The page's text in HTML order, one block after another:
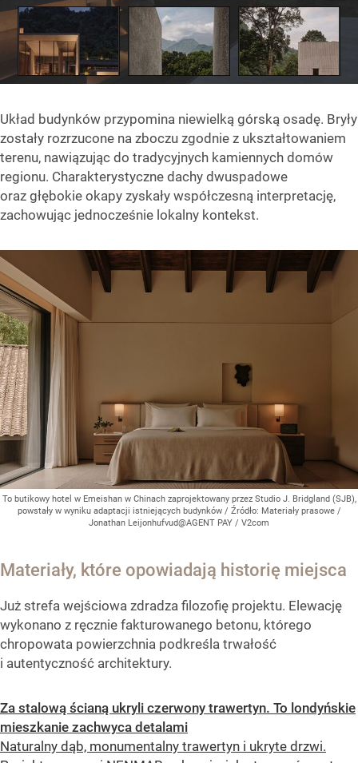
Układ budynków przypomina niewielką górską osadę. Bryły
zostały rozrzucone na zboczu zgodnie z ukształtowaniem
terenu, nawiązując do tradycyjnych kamiennych domów
regionu. Charakterystyczne dachy dwuspadowe
oraz głębokie okapy zyskały współczesną interpretację,
zachowując jednocześnie lokalny kontekst.
To butikowy hotel w Emeishan w Chinach zaprojektowany przez Studio J. Bridgland (SJB),
powstały w wyniku adaptacji istniejących budynków / Źródło: Materiały prasowe /
Jonathan Leijonhufvud@AGENT PAY / V2com
Materiały, które opowiadają historię miejsca
Już strefa wejściowa zdradza filozofię projektu. Elewację
wykonano z ręcznie fakturowanego betonu, którego
chropowata powierzchnia podkreśla trwałość
i autentyczność architektury.
Za stalową ścianą ukryli czerwony trawertyn. To londyńskie
mieszkanie zachwyca detalami
Naturalny dąb, monumentalny trawertyn i ukryte drzwi.